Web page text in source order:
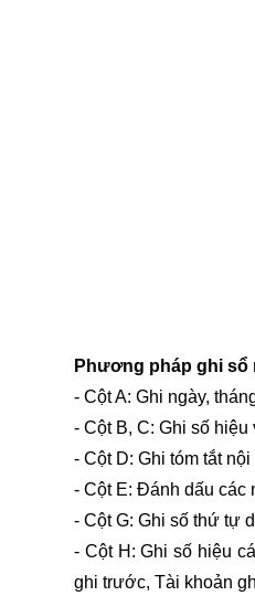
Phương pháp ghi sổ
- Cột A: Ghi ngày,
- Cột B, C: Ghi số
- Cột D: Ghi tóm tắt
- Cột E: Đánh dấu các
- Cột G: Ghi số thứ tự
- Cột H: Ghi số hiệu
ghi trước, Tài khoản